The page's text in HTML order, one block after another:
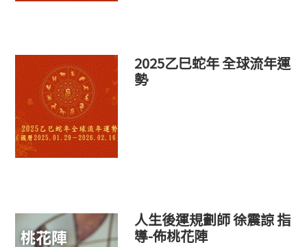
2025乙巳蛇年 全球流年運
勢
人生後運規劃師 徐震諒 指
導-佈桃花陣